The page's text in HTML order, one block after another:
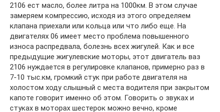
2106 ест масло, более литра на 1000км. В этом случае
замеряем компрессию, исходя из этого определяем
клапана приехали или кольца или что либо еще. На
двигателях 06 имеет место проблема повышенного
износа распредвала, болезнь всех жигулей. Как и все
предыдущие жигулевские моторы, этот двигатель ваз
2106 нуждается в регулировке клапанов, примерно раз в
7-10 тыс.км, громкий стук при работе двигателя на
холостом ходу слышный с места водителя при закрытом
капоте говорит именно об этом. Говорить о звуках и
стуках в моторах шестерок можно вечно, кроме